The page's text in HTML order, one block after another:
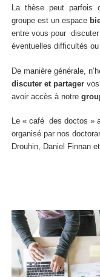
La thèse peut parfois
groupe est un espace
entre vous pour
éventuelles difficultés
De manière générale,
discuter et partager
avoir accès à notre
Le « café des doctos »
organisé par nos
Drouhin, Daniel Finnan